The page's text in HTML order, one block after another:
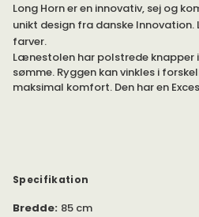
Long Horn er en innovativ, sej og
unikt design fra danske
farver.
Lænestolen har polstrede
sømme. Ryggen kan vinkles i
maksimal komfort. Den har en
Modellen findes også som sofa -
Specifikation
Bredde: 85 cm